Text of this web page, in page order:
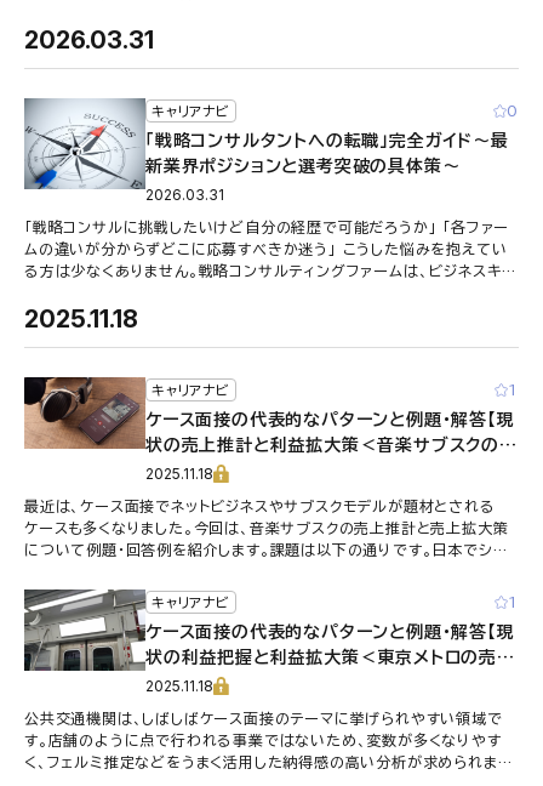
2026.03.31
キャリアナビ 0
「戦略コンサルタントへの転職」完全ガイド～最
新業界ポジションと選考突破の具体策～
2026.03.31
「戦略コンサルに挑戦したいけど自分の経歴で可能だろうか」 「各ファー
ムの違いが分からずどこに応募すべきか迷う」 こうした悩みを抱えてい
る方は少なくありません。戦略コンサルティングファームは、ビジネスキャ
2025.11.18
キャリアナビ 1
ケース面接の代表的なパターンと例題・解答【現
状の売上推計と利益拡大策＜音楽サブスクの利
益拡大＞】
2025.11.18
最近は、ケース面接でネットビジネスやサブスクモデルが題材とされる
ケースも多くなりました。今回は、音楽サブスクの売上推計と売上拡大策
について例題・回答例を紹介します。課題は以下の通りです。日本でシェ
す方策を考えよ。
キャリアナビ 1
ケース面接の代表的なパターンと例題・解答【現
状の利益把握と利益拡大策＜東京メトロの売上
推計と売上拡大策＞】
2025.11.18
公共交通機関は、しばしばケース面接のテーマに挙げられやすい領域で
す。店舗のように点で行われる事業ではないため、変数が多くなりやす
く、フェルミ推定などをうまく活用した納得感の高い分析が求められま